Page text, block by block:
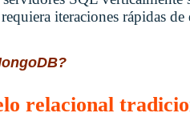
iteraciones rápidas de
relacional